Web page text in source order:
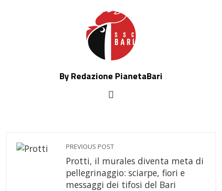
By Redazione PianetaBari
PREVIOUS POST
Protti, il murales diventa meta di
pellegrinaggio: sciarpe, fiori e
messaggi dei tifosi del Bari